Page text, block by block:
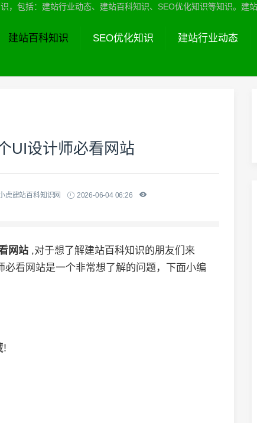
，包括：建站行业动态、建站百科知识、SEO优化知识等知识。建
建站百科知识 SEO优化知识 建站行业动态
UI设计师必看网站
虎建站百科知识网
2026-06-04 06:26
网站 ,对于想了解建站百科知识的朋友们来
看网站是一个非常想了解的问题，下面小编
!